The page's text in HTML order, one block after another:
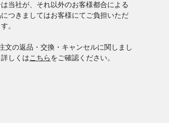
当社が、それ以外のお客様都合による
つきましてはお客様にてご負担いただ
。
文の返品・交換・キャンセルに関しまし
しくはこちらをご確認ください。